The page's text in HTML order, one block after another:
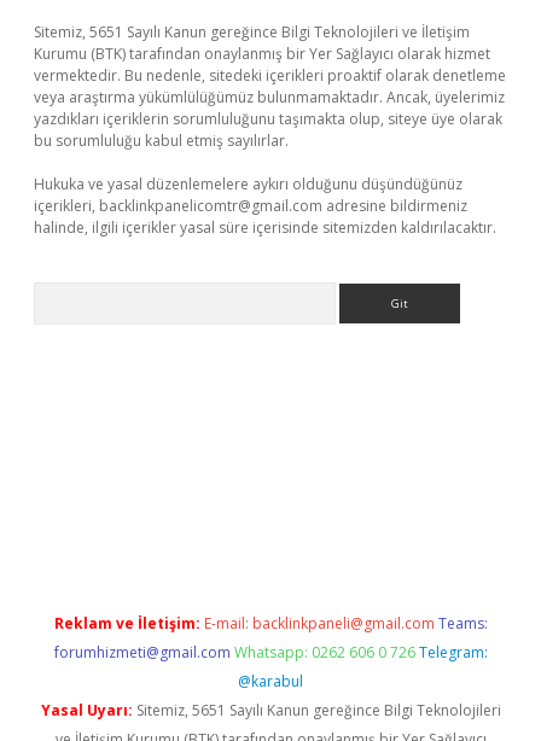
Sitemiz, 5651 Sayılı Kanun gereğince Bilgi Teknolojileri ve İletişim
Kurumu (BTK) tarafından onaylanmış bir Yer Sağlayıcı olarak hizmet
vermektedir. Bu nedenle, sitedeki içerikleri proaktif olarak denetleme
veya araştırma yükümlülüğümüz bulunmamaktadır. Ancak, üyelerimiz
yazdıkları içeriklerin sorumluluğunu taşımakta olup, siteye üye olarak
bu sorumluluğu kabul etmiş sayılırlar.
Hukuka ve yasal düzenlemelere aykırı olduğunu düşündüğünüz
içerikleri, backlinkpanelicomtr@gmail.com adresine bildirmeniz
halinde, ilgili içerikler yasal süre içerisinde sitemizden kaldırılacaktır.
Reklam ve İletişim: E-mail: backlinkpaneli@gmail.com Teams:
forumhizmeti@gmail.com Whatsapp: 0262 606 0 726 Telegram:
@karabul
Yasal Uyarı: Sitemiz, 5651 Sayılı Kanun gereğince Bilgi Teknolojileri